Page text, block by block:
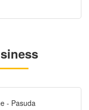
- Pasuda